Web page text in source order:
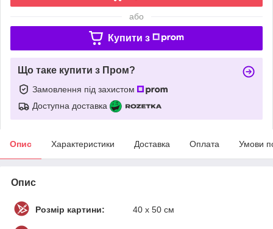
або
Купити з
Що таке купити з Пром?
Замовлення під захистом
Доступна доставка
Опис Характеристики Доставка Оплата Умови
Опис
Розмір картини: 40 х 50 см